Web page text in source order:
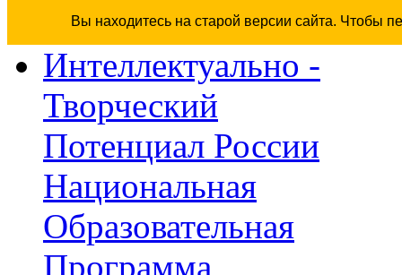
Вы находитесь на старой версии сайта. Чтобы
Интеллектуально -
Творческий
Потенциал России
Национальная
Образовательная
Программа